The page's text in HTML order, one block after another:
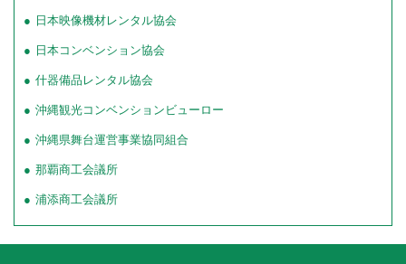
日本映像機材レンタル協会
日本コンベンション協会
什器備品レンタル協会
沖縄観光コンベンションビューロー
沖縄県舞台運営事業協同組合
那覇商工会議所
浦添商工会議所